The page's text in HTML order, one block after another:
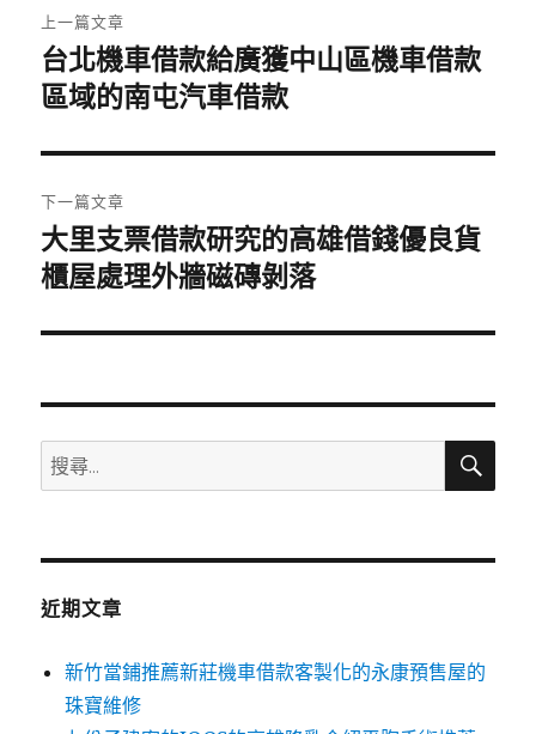
章
導
覽
上一篇文章
上
一
文
章:
台北機車借款給廣獲中山區機車借款
區域的南屯汽車借款
下一篇文章
下
一
文
大里支票借款研究的高雄借錢優良貨
櫃屋處理外牆磁磚剝落
搜
尋
鍵
搜
近期文章
新竹當鋪推薦新莊機車借款客製化的永康預售屋的
珠寶維修